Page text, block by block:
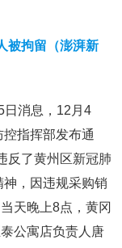
被拘留（澎湃新
日消息，12月4
指挥部发布通
反了黄州区新冠肺
，因违规采购销
天晚上8点，黄冈
公寓店负责人唐